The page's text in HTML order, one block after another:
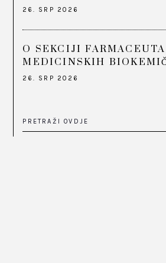
26. SRP 2026
O SEKCIJI
MEDICINSKIH
26. SRP 2026